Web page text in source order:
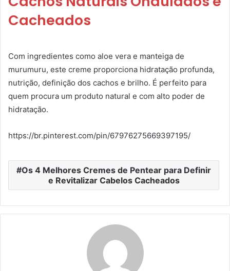
Cacheados
Com ingredientes como aloe vera e manteiga de
murumuru, este creme proporciona hidratação profunda,
nutrição, definição dos cachos e brilho. É perfeito para
quem procura um produto natural e com alto poder de
hidratação.
https://br.pinterest.com/pin/67976275669397195/
Os 4 Melhores Cremes de Pentear para Definir
e Revitalizar Cabelos Cacheados